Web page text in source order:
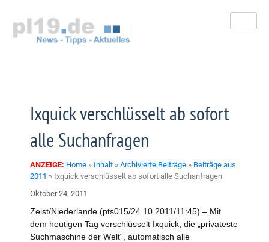
springen
Ixquick verschlüsselt ab sofort
alle Suchanfragen
ANZEIGE: Home » Inhalt » Archivierte Beiträge » Beiträge aus
2011 » Ixquick verschlüsselt ab sofort alle Suchanfragen
Oktober 24, 2011
Zeist/Niederlande (pts015/24.10.2011/11:45) – Mit
dem heutigen Tag verschlüsselt Ixquick, die „privateste
Suchmaschine der Welt“, automatisch alle